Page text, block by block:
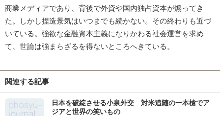
商業メディアであり、背後で外資や国内独占資本が煽ってき
た。しかし捏造景気はいつまでも続かない。その終わりも近づ
いている。強欲な金融資本主義になりかわる社会運営を求め
て、世論は強まらざるを得ないところへきている。
関連する記事
日本を破綻させる小泉外交 対米追随の一本槍でア
ジアと世界の笑いもの